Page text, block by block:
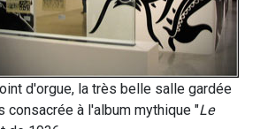
d'orgue, la très belle salle gardée
consacrée à l'album mythique "Le